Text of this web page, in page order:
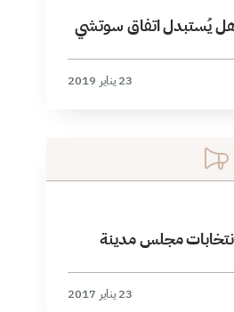
يُستبدل اتفاق سوتشي
23 يناير 2019
مجلس مدينة
23 يناير 2017